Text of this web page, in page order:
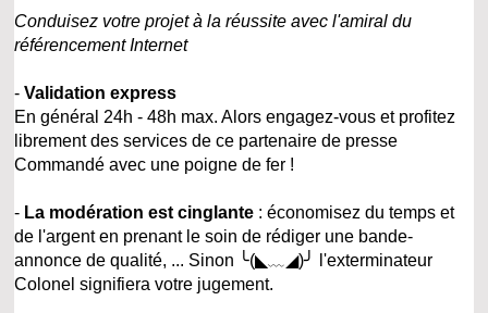
Conduisez votre projet à la réussite avec l'amiral du
référencement Internet
-Validation express
En général 24h - 48h max. Alors engagez-vous et profitez
librement des services de ce partenaire de presse
Commandé avec une poigne de fer !
- La modération est cinglante : économisez du temps et
de l'argent en prenant le soin de rédiger une bande-
annonce de qualité, ... Sinon ╰(◣﹏◢)╯ l'exterminateur
Colonel signifiera votre jugement.